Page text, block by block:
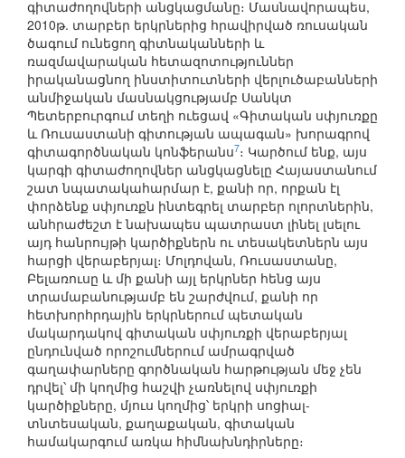
գիտաժողովների անցկացմանը։ Մասնավորապես,
2010թ. տարբեր երկրներից հրավիրված ռուսական
ծագում ունեցող գիտնականների և
ռազմավարական հետազոտություններ
իրականացնող ինստիտուտների վերլուծաբանների
անմիջական մասնակցությամբ Սանկտ
Պետերբուրգում տեղի ուեցավ «Գիտական սփյուռքը
և Ռուսաստանի գիտության ապագան» խորագրով
գիտագործնական կոնֆերանս7։ Կարծում ենք, այս
կարգի գիտաժողովներ անցկացնելը Հայաստանում
շատ նպատակահարմար է, քանի որ, որքան էլ
փորձենք սփյուռքն ինտեգրել տարբեր ոլորտներին,
անհրաժեշտ է նախապես պատրաստ լինել լսելու
այդ հանրույթի կարծիքներն ու տեսակետներն այս
հարցի վերաբերյալ։ Մոլդովան, Ռուսաստանը,
Բելառուսը և մի քանի այլ երկրներ հենց այս
տրամաբանությամբ են շարժվում, քանի որ
հետխորհրդային երկրներում պետական
մակարդակով գիտական սփյուռքի վերաբերյալ
ընդունված որոշումներում ամրագրված
գաղափարները գործնական հարթության մեջ չեն
դրվել՝ մի կողմից հաշվի չառնելով սփյուռքի
կարծիքները, մյուս կողմից՝ երկրի սոցիալ-
տնտեսական, քաղաքական, գիտական
համակարգում առկա հիմնախնդիրները։